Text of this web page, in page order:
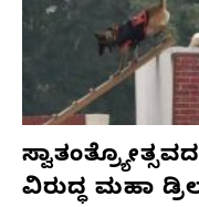
ವಿರುದ್ಧ ಮಹಾ